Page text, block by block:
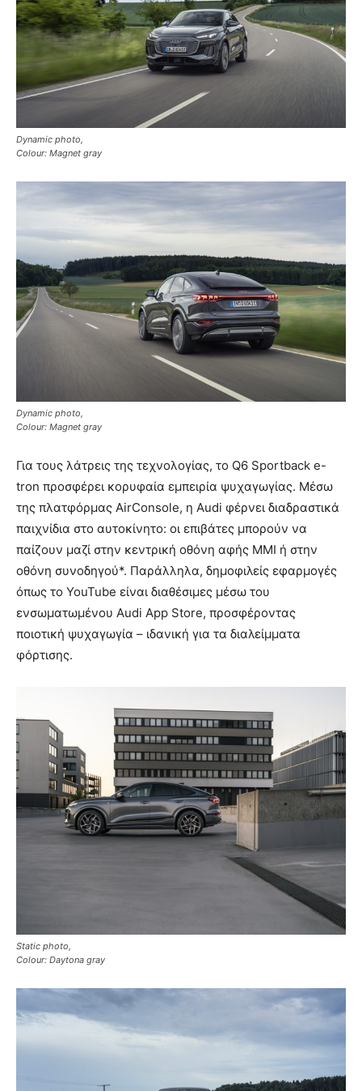
Dynamic photo,
Colour: Magnet gray
Dynamic photo,
Colour: Magnet gray
Για τους λάτρεις της τεχνολογίας, το Q6 Sportback e-
tron προσφέρει κορυφαία εμπειρία ψυχαγωγίας. Μέσω
της πλατφόρμας AirConsole, η Audi φέρνει διαδραστικά
παιχνίδια στο αυτοκίνητο: οι επιβάτες μπορούν να
παίζουν μαζί στην κεντρική οθόνη αφής MMI ή στην
οθόνη συνοδηγού*. Παράλληλα, δημοφιλείς εφαρμογές
όπως το YouTube είναι διαθέσιμες μέσω του
ενσωματωμένου Audi App Store, προσφέροντας
ποιοτική ψυχαγωγία – ιδανική για τα διαλείμματα
φόρτισης.
Static photo,
Colour: Daytona gray